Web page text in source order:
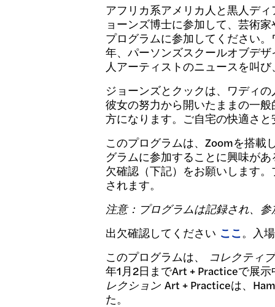
アフリカ系アメリカ人と黒人デ
ョーンズ博士に参加して、芸術
プログラムに参加してください
年、パーソンズスクールオブデ
人アーティストのニュースを叫
ジョーンズとクックは、ワディ
彼女の努力から開いたままの一
方になります。ご自宅の快適さ
このプログラムは、Zoomを搭載
グラムに参加することに興味が
欠確認（下記）をお願いします
されます。
注意：プログラムは記録され、
出欠確認してください ここ 。入
このプログラムは、
コレクティ
年1月2日までArt + Practiceで展
レクションArt + Practiceは、
た。